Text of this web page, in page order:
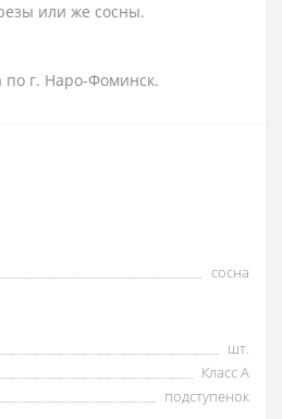
или же сосны.
по г. Наро-Фоминск.
сосна
шт.
Класс А
подступенок